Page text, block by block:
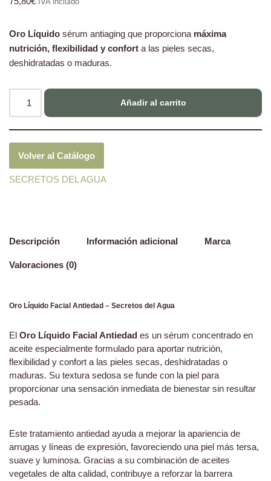
IVA incluido
Oro Líquido sérum antiaging que proporciona máxima
nutrición, flexibilidad y confort a las pieles secas,
deshidratadas o maduras.
Añadir al carrito
Volver al Catálogo
SECRETOS DEL AGUA
Descripción Información adicional Marca
Valoraciones (0)
Oro Líquido Facial Antiedad – Secretos del Agua
El Oro Líquido Facial Antiedad es un sérum concentrado en
aceite especialmente formulado para aportar nutrición,
flexibilidad y confort a las pieles secas, deshidratadas o
maduras. Su textura sedosa se funde con la piel para
proporcionar una sensación inmediata de bienestar sin resultar
pesada.
Este tratamiento antiedad ayuda a mejorar la apariencia de
arrugas y líneas de expresión, favoreciendo una piel más tersa,
suave y luminosa. Gracias a su combinación de aceites
vegetales de alta calidad, contribuye a reforzar la barrera